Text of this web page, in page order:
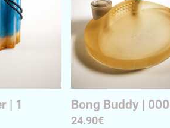
| 1 Bong Buddy |
24.90€